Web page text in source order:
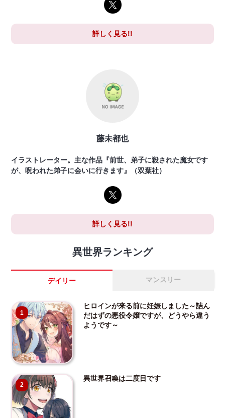
詳しく見る!!
藤未都也
イラストレーター。主な作品『前世、弟子に殺された魔女です
が、呪われた弟子に会いに行きます』（双葉社）
詳しく見る!!
異世界ランキング
デイリー マンスリー
1
ヒロインが来る前に妊娠しました～詰ん
だはずの悪役令嬢ですが、どうやら違う
ようです～
2
異世界召喚は二度目です